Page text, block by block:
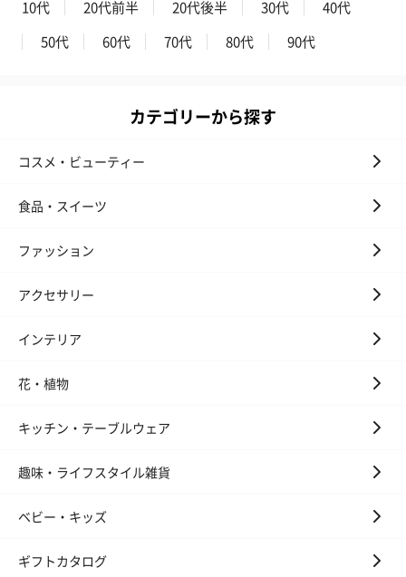
10代 20代前半 20代後半 30代
40代
50代
60代 70代 80代 90代
カテゴリーから探す
コスメ・ビューティー
食品・スイーツ
ファッション
アクセサリー
インテリア
花・植物
キッチン・テーブルウェア
趣味・ライフスタイル雑貨
ベビー・キッズ
ギフトカタログ